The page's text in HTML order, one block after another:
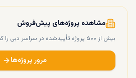
مشاهده پروژه‌های پیش‌فروش
بیش از ۵۰۰ پروژه تأییدشده در سراسر دبی را کشف کنید.
مرور پروژه‌ها